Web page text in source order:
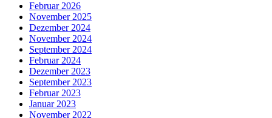
Februar 2026
November 2025
Dezember 2024
November 2024
September 2024
Februar 2024
Dezember 2023
September 2023
Februar 2023
Januar 2023
November 2022